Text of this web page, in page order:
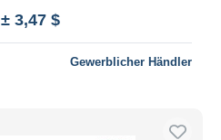
± 3,47 $
Gewerblicher Händler